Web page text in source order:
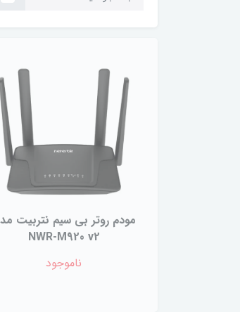
مودم روتر بی سیم نتربیت
NWR-M920 v2
ناموجود